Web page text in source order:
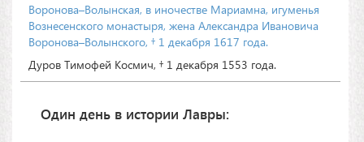
Воронова–Волынская, в иночестве Мариамна, игуменья
Вознесенского монастыря, жена Александра Ивановича
Воронова–Волынского, † 1 декабря 1617 года.
Дуров Тимофей Космич, † 1 декабря 1553 года.
Один день в истории Лавры: